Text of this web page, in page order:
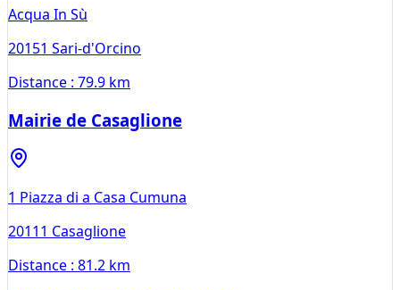
Acqua In Sù
20151 Sari-d'Orcino
Distance : 79.9 km
Mairie de Casaglione
1 Piazza di a Casa Cumuna
20111 Casaglione
Distance : 81.2 km